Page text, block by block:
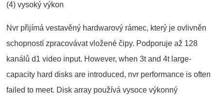
(4) vysoký výkon
Nvr přijímá vestavěný hardwarový rámec, který je ovlivněn
schopností zpracovávat vložené čipy. Podporuje až 128
kanálů d1 video input. However, when 3t and 4t large-
capacity hard disks are introduced, nvr performance is often
failed to meet. Disk array používá vysoce výkonný